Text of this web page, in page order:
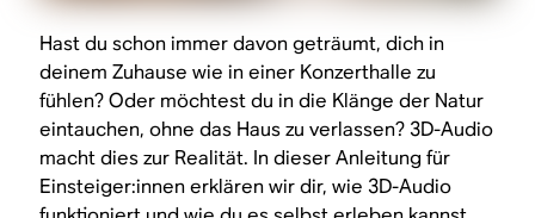
Hast du schon immer davon geträumt, dich in
deinem Zuhause wie in einer Konzerthalle zu
fühlen? Oder möchtest du in die Klänge der Natur
eintauchen, ohne das Haus zu verlassen? 3D-Audio
macht dies zur Realität. In dieser Anleitung für
Einsteiger:innen erklären wir dir, wie 3D-Audio